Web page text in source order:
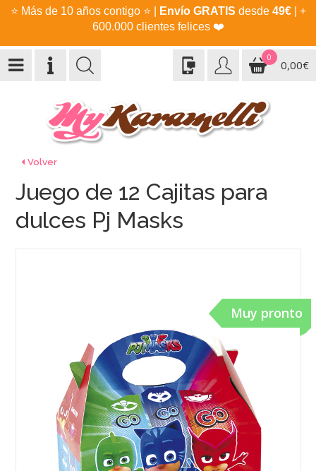
⭐ Más de 10 años contigo ⭐ Envío GRATIS desde 49€| +
600.000 clientes felices ❤️
0
0,00€
Volver
Muy pronto
Juego de 12 Cajitas para
dulces Pj Masks